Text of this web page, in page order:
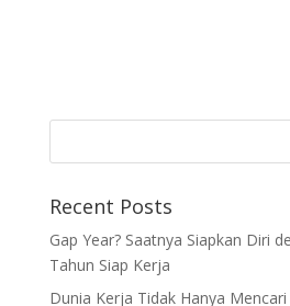
Recent Posts
Gap Year? Saatnya Siapkan Diri
Tahun Siap Kerja
Dunia Kerja Tidak Hanya